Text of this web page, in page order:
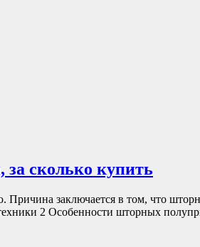
сколько купить
заключается в том, что
2 Особенности шторных